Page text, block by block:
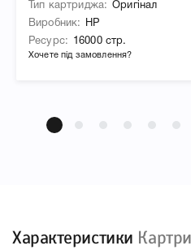
Хочете під замовлення?
Тип картриджа
Оригінал
Виробник
HP
Ресурс
16000 стр.
Характеристики